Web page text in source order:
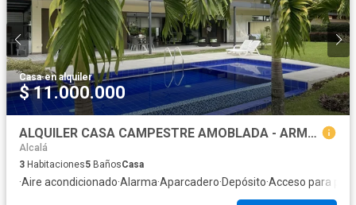
Casa·en alquiler
$ 11.000.000
ALQUILER CASA CAMPESTRE AMOBLADA - ARMENIA
Alcalá
3 Habitaciones5 BañosCasa
·Aire acondicionado·Alarma·Aparcadero·Depósito·Acceso para